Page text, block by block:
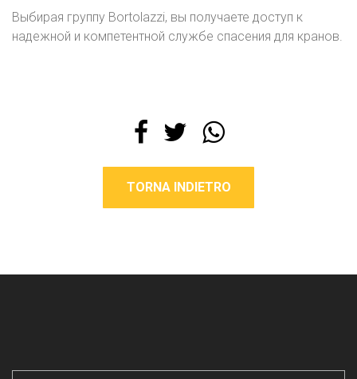
Выбирая группу Bortolazzi, вы получаете доступ к
надежной и компетентной службе спасения для кранов.
TORNA INDIETRO